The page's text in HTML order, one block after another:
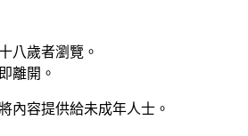
八歲者瀏覽。
離開。
內容提供給未成年人士。